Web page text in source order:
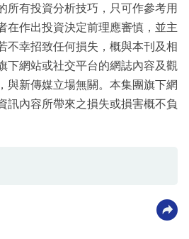
所有投資分析技巧，只可作參考用
在作出投資決定前理應審慎，並主
不幸招致任何損失，概與本刊及相
下網站或社交平台的網誌內容及觀
與新傳媒立場無關。本集團旗下網
訊內容所帶來之損失或損害概不負